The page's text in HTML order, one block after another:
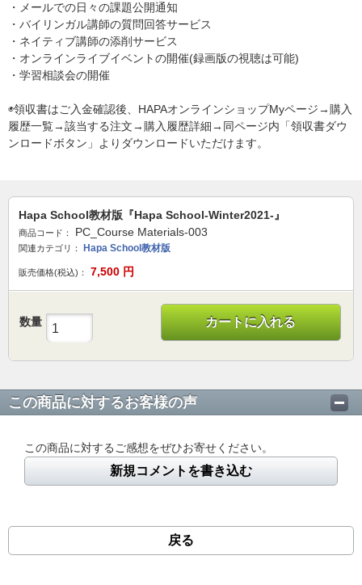
・メールでの日々の課題公開通知
・バイリンガル講師の質問回答サービス
・ネイティブ講師の添削サービス
・オンラインライブイベントの開催(録画版の視聴は可能)
・学習相談会の開催
◉領収書はご入金確認後、HAPAオンラインショップMyページ→購入
履歴一覧→該当する注文→購入履歴詳細→同ページ内「領収書ダウ
ンロードボタン」よりダウンロードいただけます。
Hapa School教材版『Hapa School-Winter2021-』
商品コード： PC_Course Materials-003
関連カテゴリ： Hapa School教材版
販売価格(税込)： 7,500 円
数量 カートに入れる
この商品に対するお客様の声
この商品に対するご感想をぜひお寄せください。
新規コメントを書き込む
戻る